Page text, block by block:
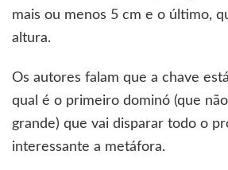
mais ou menos 5 cm e o último,
altura.
Os autores falam que a chave
qual é o primeiro dominó (que
grande) que vai disparar todo o
interessante a metáfora.